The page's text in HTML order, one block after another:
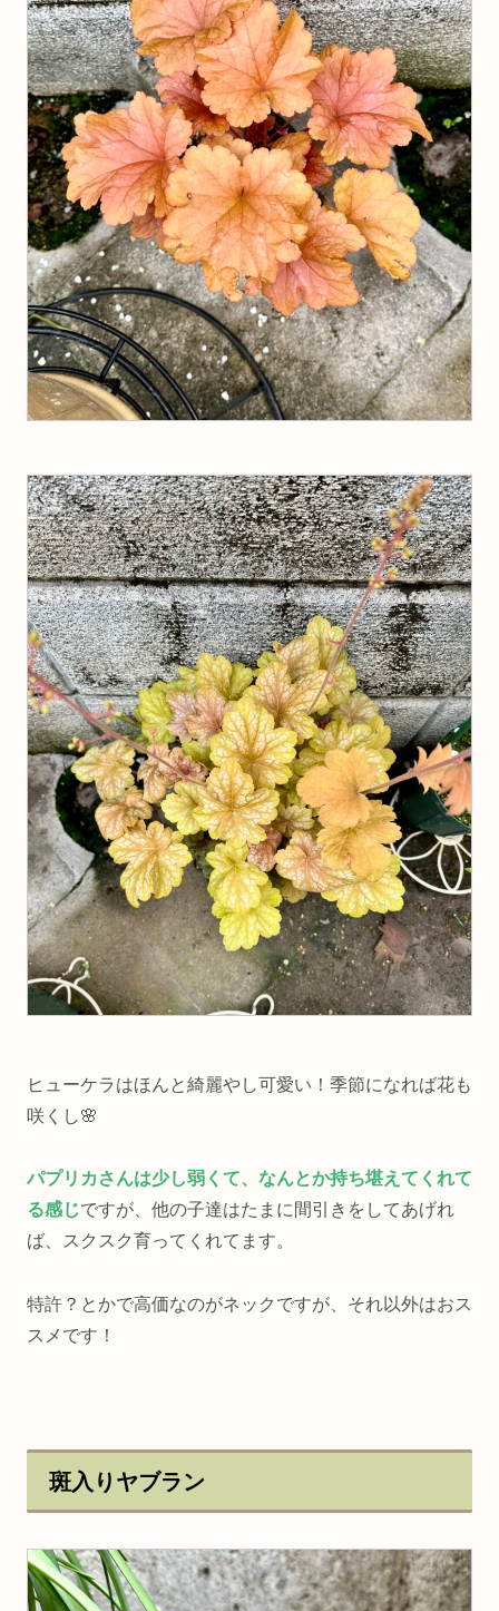
ヒューケラはほんと綺麗やし可愛い！季節になれば花も
咲くし🌸
パプリカさんは少し弱くて、なんとか持ち堪えてくれて
る感じですが、他の子達はたまに間引きをしてあげれ
ば、スクスク育ってくれてます。
特許？とかで高価なのがネックですが、それ以外はおス
スメです！
斑入りヤブラン